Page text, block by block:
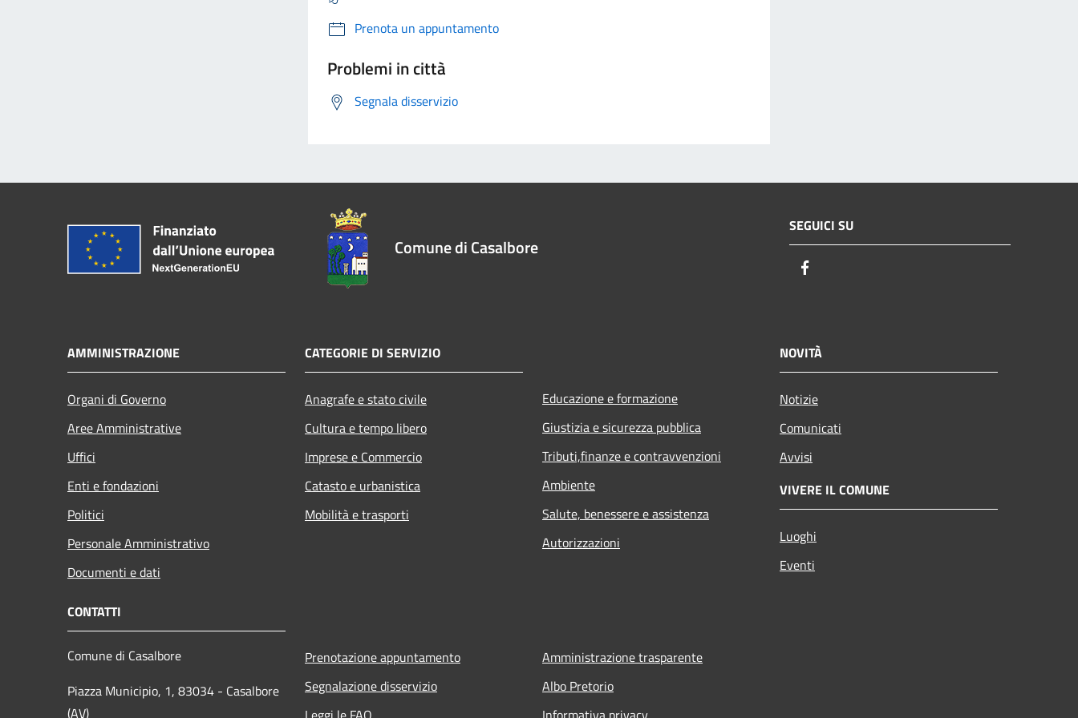
Prenota un appuntamento
Problemi in città
Segnala disservizio
Comune di Casalbore
SEGUICI SU
AMMINISTRAZIONE
Organi di Governo
Aree Amministrative
Uffici
Enti e fondazioni
Politici
Personale Amministrativo
Documenti e dati
CATEGORIE DI SERVIZIO
Anagrafe e stato civile
Cultura e tempo libero
Imprese e Commercio
Catasto e urbanistica
Mobilità e trasporti
Educazione e formazione
Giustizia e sicurezza pubblica
Tributi,finanze e contravvenzioni
Ambiente
Salute, benessere e assistenza
Autorizzazioni
NOVITÀ
Notizie
Comunicati
Avvisi
VIVERE IL COMUNE
Luoghi
Eventi
CONTATTI
Comune di Casalbore
Piazza Municipio, 1, 83034 - Casalbore
(AV)
Prenotazione appuntamento
Segnalazione disservizio
Amministrazione trasparente
Albo Pretorio